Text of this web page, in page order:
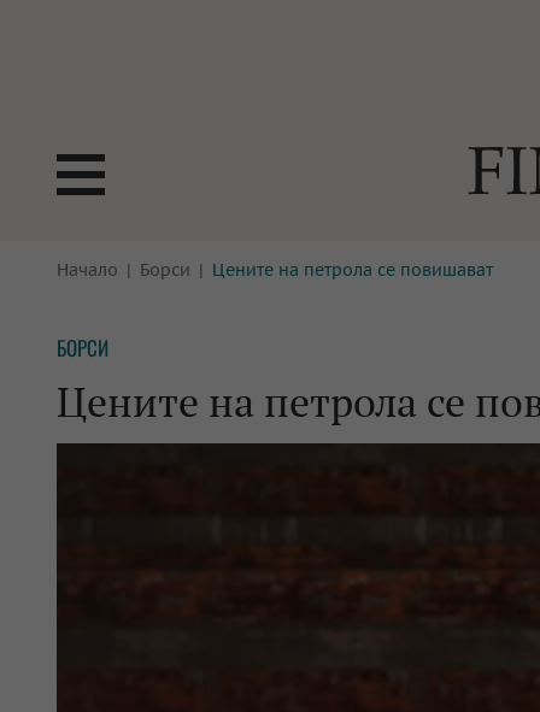
БОРСИ
КРИПТО
БАНКИ
ПАРИТЕ
ИМОТИ
Начало Борси Цените на петрола се повишават
БОРСИ
Цените на петрола се